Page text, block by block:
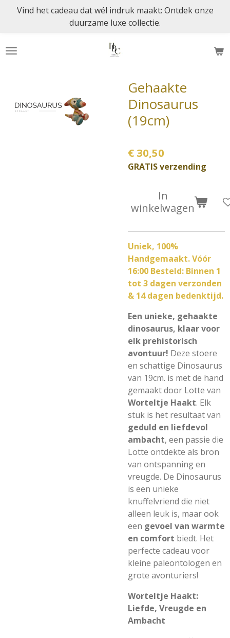
de
Vind het cadeau dat wél indruk maakt: Ontdek onze
duurzame luxe collectie.
Gehaakte
Dinosaurus
(19cm)
€ 30,50
GRATIS verzending
In
winkelwagen
Uniek, 100%
Handgemaakt. Vóór
16:00 Besteld: Binnen 1
tot 3 dagen verzonden
& 14 dagen bedenktijd.
Een unieke, gehaakte
dinosaurus, klaar voor
elk prehistorisch
avontuur! Deze stoere
en schattige Dinosaurus
van 19cm. is met de hand
gemaakt door Lotte van
Worteltje Haakt. Elk
stuk is het resultaat van
geduld en liefdevol
ambacht, een passie die
Lotte ontdekte als bron
van ontspanning en
vreugde. De Dinosaurus
is een unieke
knuffelvriend die niet
alleen leuk is, maar ook
een gevoel van warmte
en comfort biedt. Het
perfecte cadeau voor
kleine paleontologen en
grote avonturiers!
Worteltje Haakt:
Liefde, Vreugde en
Ambacht